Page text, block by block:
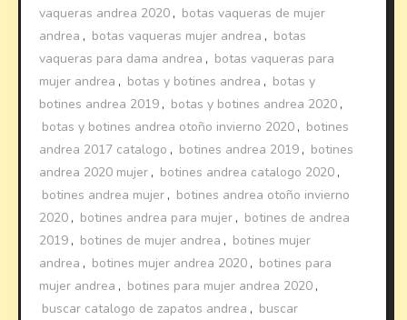
vaqueras andrea 2020 , botas vaqueras de mujer
andrea , botas vaqueras mujer andrea , botas
vaqueras para dama andrea , botas vaqueras para
mujer andrea , botas y botines andrea , botas y
botines andrea 2019 , botas y botines andrea 2020 ,
botas y botines andrea otoño invierno 2020 , botines
andrea 2017 catalogo , botines andrea 2019 , botines
andrea 2020 mujer , botines andrea catalogo 2020 ,
botines andrea mujer , botines andrea otoño invierno
2020 , botines andrea para mujer , botines de andrea
2019 , botines de mujer andrea , botines mujer
andrea , botines mujer andrea 2020 , botines para
mujer andrea , botines para mujer andrea 2020 ,
buscar catalogo de zapatos andrea , buscar